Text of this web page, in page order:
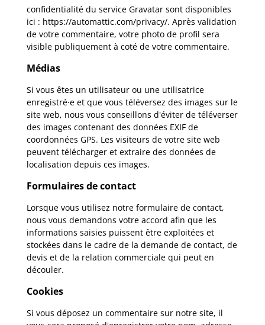
confidentialité du service Gravatar sont disponibles
ici : https://automattic.com/privacy/. Après validation
de votre commentaire, votre photo de profil sera
visible publiquement à coté de votre commentaire.
Médias
Si vous êtes un utilisateur ou une utilisatrice
enregistré·e et que vous téléversez des images sur le
site web, nous vous conseillons d'éviter de téléverser
des images contenant des données EXIF de
coordonnées GPS. Les visiteurs de votre site web
peuvent télécharger et extraire des données de
localisation depuis ces images.
Formulaires de contact
Lorsque vous utilisez notre formulaire de contact,
nous vous demandons votre accord afin que les
informations saisies puissent être exploitées et
stockées dans le cadre de la demande de contact, de
devis et de la relation commerciale qui peut en
découler.
Cookies
Si vous déposez un commentaire sur notre site, il